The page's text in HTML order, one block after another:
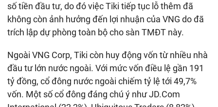
số tiền đầu tư, do đó việc Tiki tiếp tục lỗ thêm đã
không còn ảnh hưởng đến lợi nhuận của VNG do đã
trích lập dự phòng toàn bộ cho sàn TMĐT này.
Ngoài VNG Corp, Tiki còn huy động vốn từ nhiều nhà
đầu tư lớn nước ngoài. Với mức vốn điều lệ gần 191
tỷ đồng, cổ đông nước ngoài chiếm tỷ lệ tới 49,7%
vốn. Một số cổ đông đáng chú ý như JD.Com